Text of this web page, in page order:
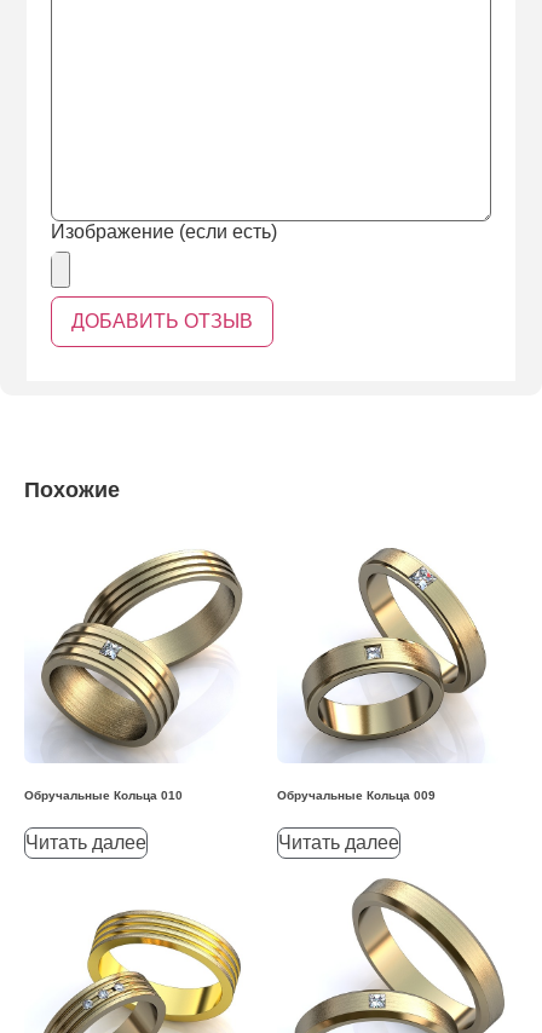
Изображение (если есть)
Похожие
Обручальные Кольца 010
Читать далее
Обручальные Кольца 009
Читать далее